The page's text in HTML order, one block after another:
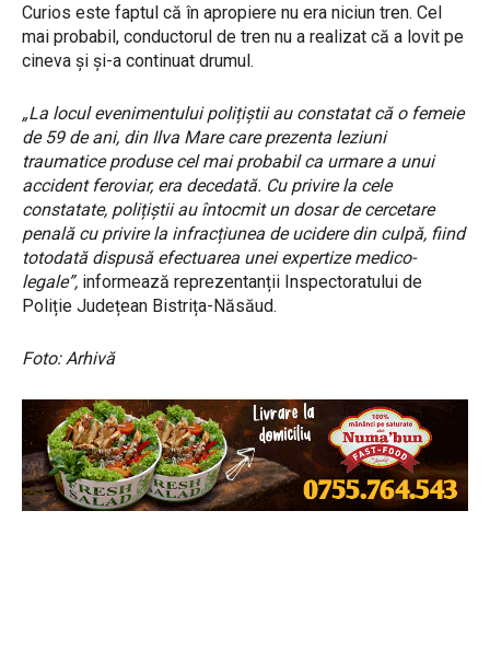
Curios este faptul că în apropiere nu era niciun tren. Cel
mai probabil, conductorul de tren nu a realizat că a lovit pe
cineva și și-a continuat drumul.
„La locul evenimentului polițiștii au constatat că o femeie
de 59 de ani, din Ilva Mare care prezenta leziuni
traumatice produse cel mai probabil ca urmare a unui
accident feroviar, era decedată. Cu privire la cele
constatate, polițiștii au întocmit un dosar de cercetare
penală cu privire la infracțiunea de ucidere din culpă, fiind
totodată dispusă efectuarea unei expertize medico-
legale”, informează reprezentanții Inspectoratului de
Poliție Județean Bistrița-Năsăud.
Foto: Arhivă